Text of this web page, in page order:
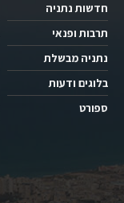
חדשות נתניה
תרבות ופנאי
נתניה מבשלת
בלוגים ודעות
ספורט